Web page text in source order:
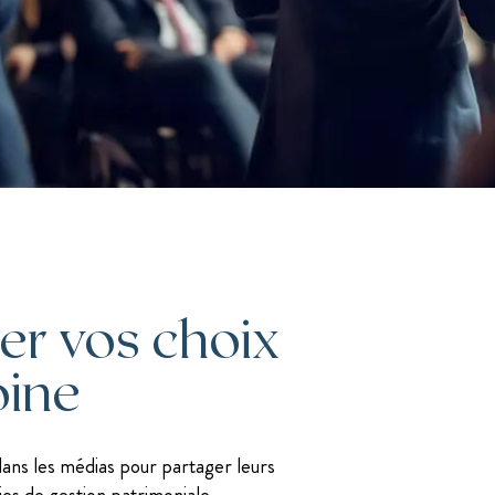
Les mentions légales
vos choix
les médias pour partager leurs